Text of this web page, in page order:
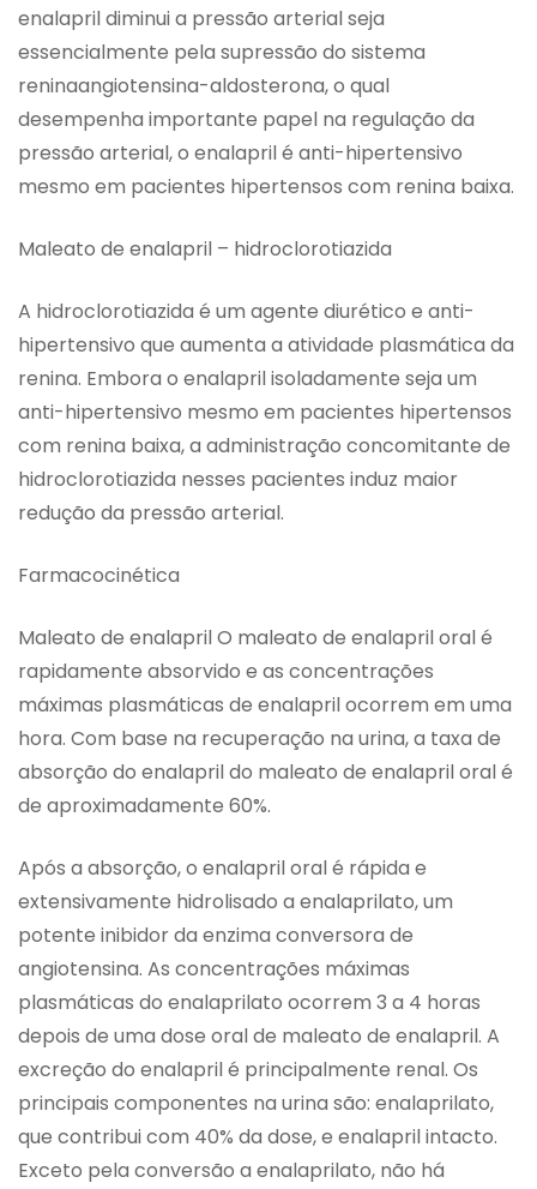
enalapril diminui a pressão arterial seja
essencialmente pela supressão do sistema
reninaangiotensina-aldosterona, o qual
desempenha importante papel na regulação da
pressão arterial, o enalapril é anti-hipertensivo
mesmo em pacientes hipertensos com renina baixa.
Maleato de enalapril – hidroclorotiazida
A hidroclorotiazida é um agente diurético e anti-
hipertensivo que aumenta a atividade plasmática da
renina. Embora o enalapril isoladamente seja um
anti-hipertensivo mesmo em pacientes hipertensos
com renina baixa, a administração concomitante de
hidroclorotiazida nesses pacientes induz maior
redução da pressão arterial.
Farmacocinética
Maleato de enalapril O maleato de enalapril oral é
rapidamente absorvido e as concentrações
máximas plasmáticas de enalapril ocorrem em uma
hora. Com base na recuperação na urina, a taxa de
absorção do enalapril do maleato de enalapril oral é
de aproximadamente 60%.
Após a absorção, o enalapril oral é rápida e
extensivamente hidrolisado a enalaprilato, um
potente inibidor da enzima conversora de
angiotensina. As concentrações máximas
plasmáticas do enalaprilato ocorrem 3 a 4 horas
depois de uma dose oral de maleato de enalapril. A
excreção do enalapril é principalmente renal. Os
principais componentes na urina são: enalaprilato,
que contribui com 40% da dose, e enalapril intacto.
Exceto pela conversão a enalaprilato, não há